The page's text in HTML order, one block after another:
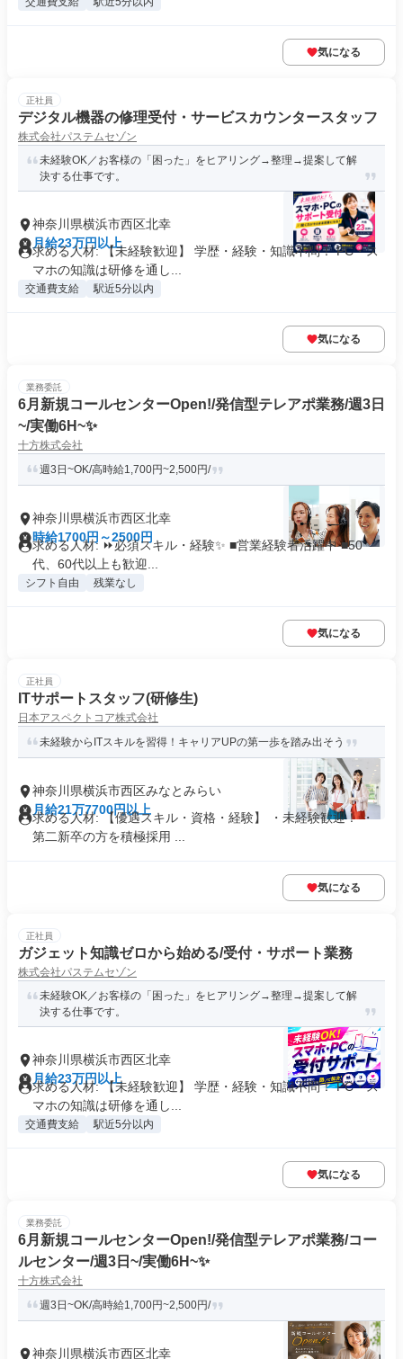
気になる
正社員
デジタル機器の修理受付・サービスカウンタースタッフ
株式会社パステムセゾン
未経験OK／お客様の「困った」をヒアリング→整理→提案して解
決する仕事です。
神奈川県横浜市西区北幸
月給23万円以上
求める人材: 【未経験歓迎】 学歴・経験・知識不問！ PC・ス
マホの知識は研修を通し...
交通費支給 駅近5分以内
気になる
業務委託
6月新規コールセンターOpen!/発信型テレアポ業務/週3日
~/実働6H~✨
十方株式会社
週3日~OK/高時給1,700円~2,500円/
神奈川県横浜市西区北幸
時給1700円～2500円
求める人材: ⏩必須スキル・経験✨ ■営業経験者活躍中 ■50
代、60代以上も歓迎...
シフト自由 残業なし
気になる
正社員
ITサポートスタッフ(研修生)
日本アスペクトコア株式会社
未経験からITスキルを習得！キャリアUPの第一歩を踏み出そう
神奈川県横浜市西区みなとみらい
月給21万7700円以上
求める人材: 【優遇スキル・資格・経験】 ・未経験歓迎！ ・
第二新卒の方を積極採用 ...
気になる
正社員
ガジェット知識ゼロから始める/受付・サポート業務
株式会社パステムセゾン
未経験OK／お客様の「困った」をヒアリング→整理→提案して解
決する仕事です。
神奈川県横浜市西区北幸
月給23万円以上
求める人材: 【未経験歓迎】 学歴・経験・知識不問！ PC・ス
マホの知識は研修を通し...
交通費支給 駅近5分以内
気になる
業務委託
6月新規コールセンターOpen!/発信型テレアポ業務/コー
ルセンター/週3日~/実働6H~✨
十方株式会社
週3日~OK/高時給1,700円~2,500円/
神奈川県横浜市西区北幸